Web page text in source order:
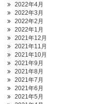
2022年4月
2022年3月
2022年2月
2022年1月
2021年12月
2021年11月
2021年10月
2021年9月
2021年8月
2021年7月
2021年6月
2021年5月